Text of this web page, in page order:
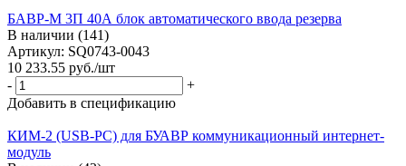
БАВР-М 3П 40А блок автоматического ввода резерва
В наличии (141)
Артикул: SQ0743-0043
10 233.55 руб./шт
-
+
Добавить в спецификацию
КИМ-2 (USB-PC) для БУАВР коммуникационный интернет-
модуль